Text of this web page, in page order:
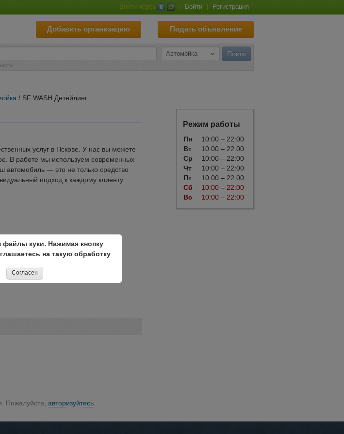
Войти через Войти Регистрация
Подать объявление
Добавить организацию
/ SF WASH Детейлинг
Режим работы
Пн
10:00 – 22:00
Вт
10:00 – 22:00
Ср
10:00 – 22:00
Чт
10:00 – 22:00
Пт
10:00 – 22:00
Сб
10:00 – 22:00
Вс
10:00 – 22:00
услуг в Пскове. У нас вы можете
В работе мы используем современных
автомобиль — это не только средство
подход к каждому клиенту.
Пожалуйста, авторизуйтесь.
куки. Нажимая кнопку
на такую обработку
Согласен